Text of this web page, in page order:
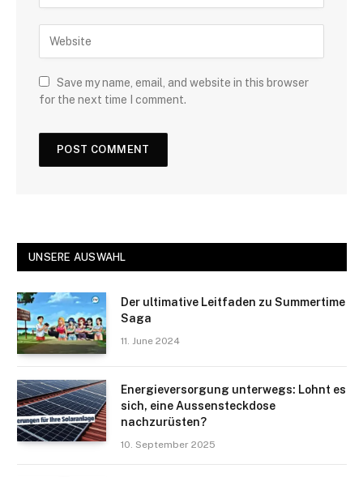
Save my name, email, and website in this browser
for the next time I comment.
UNSERE AUSWAHL
Der ultimative Leitfaden zu Summertime
Saga
11. June 2024
Energieversorgung unterwegs: Lohnt es
sich, eine Aussensteckdose
nachzurüsten?
10. September 2025